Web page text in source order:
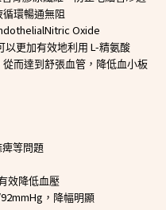
環暢通無阻
Oxide
以更加有效地利用 L-精氨酸
從而達到舒張血管，降低血小板
等問題
效降低血壓
，降幅明顯